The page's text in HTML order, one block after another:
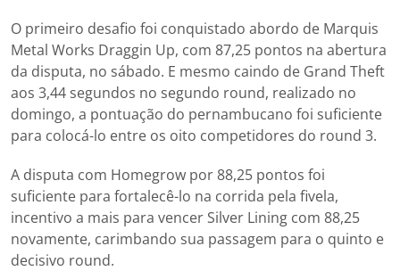
O primeiro desafio foi conquistado abordo de Marquis
Metal Works Draggin Up, com 87,25 pontos na abertura
da disputa, no sábado. E mesmo caindo de Grand Theft
aos 3,44 segundos no segundo round, realizado no
domingo, a pontuação do pernambucano foi suficiente
para colocá-lo entre os oito competidores do round 3.
A disputa com Homegrow por 88,25 pontos foi
suficiente para fortalecê-lo na corrida pela fivela,
incentivo a mais para vencer Silver Lining com 88,25
novamente, carimbando sua passagem para o quinto e
decisivo round.